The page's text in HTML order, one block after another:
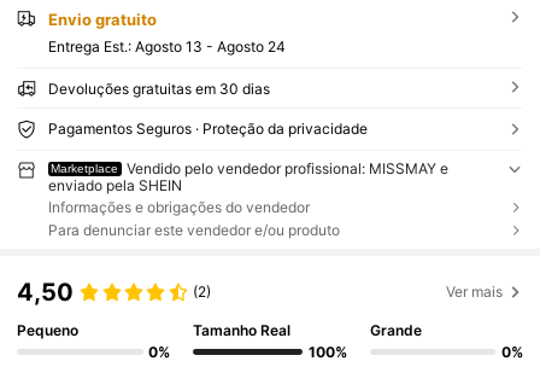
Envio gratuito
Entrega Est.: Agosto 13 - Agosto 24
Devoluções gratuitas em 30 dias
Pagamentos Seguros · Proteção da privacidade
Marketplace
Vendido pelo vendedor profissional: MISSMAY e
enviado pela SHEIN
Informações e obrigações do vendedor
Para denunciar este vendedor e/ou produto
4,50 (2) Ver mais
Pequeno
0%
Tamanho Real
100%
Grande
0%